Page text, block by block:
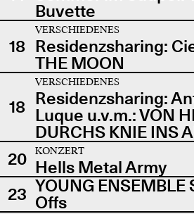
Buvette
18
VERSCHIEDENES
Residenzsharing:
THE MOON
18
VERSCHIEDENES
Residenzsharing:
Luque u.v.m.: VON
DURCHS KNIE INS
20
KONZERT
Hells Metal Army
23 YOUNG ENSEMBLE
Offs